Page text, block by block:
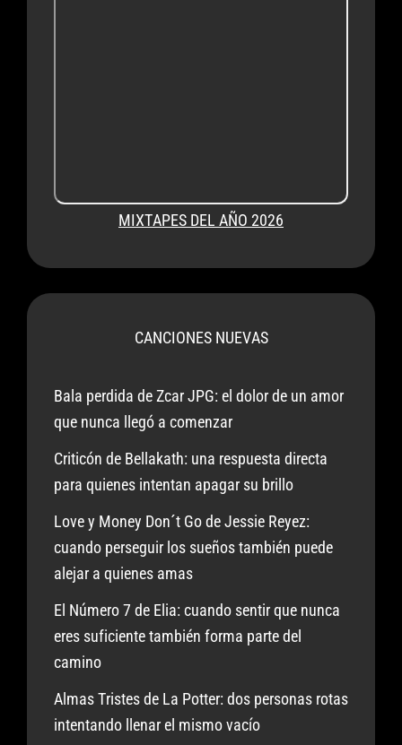
MIXTAPES DEL AÑO 2026
CANCIONES NUEVAS
Bala perdida de Zcar JPG: el dolor de un amor
que nunca llegó a comenzar
Criticón de Bellakath: una respuesta directa
para quienes intentan apagar su brillo
Love y Money Don´t Go de Jessie Reyez:
cuando perseguir los sueños también puede
alejar a quienes amas
El Número 7 de Elia: cuando sentir que nunca
eres suficiente también forma parte del
camino
Almas Tristes de La Potter: dos personas rotas
intentando llenar el mismo vacío